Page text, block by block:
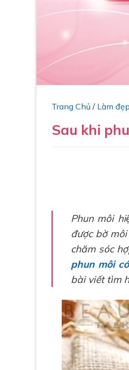
Trang Chủ / Làm đẹp
Sau khi
Phun môi
được bờ
chăm sóc
phun môi
bài viết tìm